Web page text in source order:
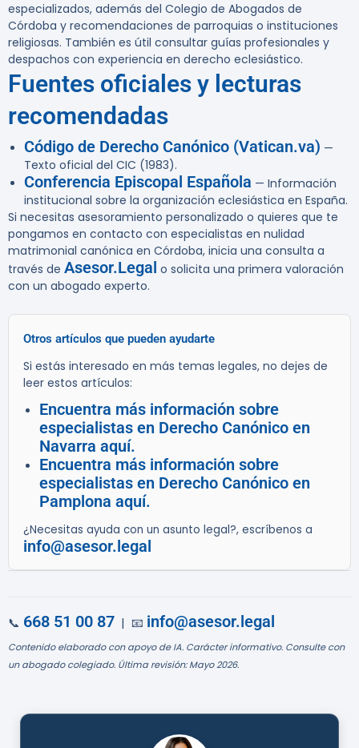
especializados, además del Colegio de Abogados de
Córdoba y recomendaciones de parroquias o instituciones
religiosas. También es útil consultar guías profesionales y
despachos con experiencia en derecho eclesiástico.
Fuentes oficiales y lecturas
recomendadas
Código de Derecho Canónico (Vatican.va) —
Texto oficial del CIC (1983).
Conferencia Episcopal Española — Información
institucional sobre la organización eclesiástica en España.
Si necesitas asesoramiento personalizado o quieres que te
pongamos en contacto con especialistas en nulidad
matrimonial canónica en Córdoba, inicia una consulta a
través de Asesor.Legal o solicita una primera valoración
con un abogado experto.
Otros artículos que pueden ayudarte
Si estás interesado en más temas legales, no dejes de
leer estos artículos:
Encuentra más información sobre
especialistas en Derecho Canónico en
Navarra aquí.
Encuentra más información sobre
especialistas en Derecho Canónico en
Pamplona aquí.
¿Necesitas ayuda con un asunto legal?, escríbenos a
info@asesor.legal
📞 668 51 00 87 | 📧 info@asesor.legal
Contenido elaborado con apoyo de IA. Carácter informativo. Consulte con
un abogado colegiado. Última revisión: Mayo 2026.